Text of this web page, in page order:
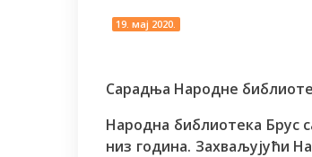
19. мај 2020.
Сарадња Народне
Народна библиотека Брус
низ година. Захваљујући